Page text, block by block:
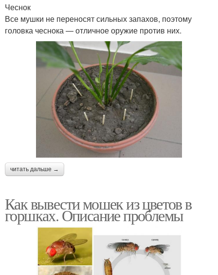
Чеснок
Все мушки не переносят сильных запахов, поэтому
головка чеснока — отличное оружие против них.
читать дальше →
Как вывести мошек из цветов в
горшках. Описание проблемы